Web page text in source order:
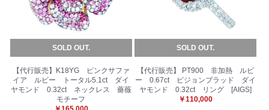
SOLD OUT.
【代行販売】K18YG ピンクサファ
イア ルビー トータル5.1ct ダイ
ヤモンド 0.32ct ネックレス 薔薇
モチーフ
SOLD OUT.
【代行販売】 PT900 非加熱 ルビ
ー 0.67ct ピジョンブラッド ダイ
ヤモンド 0.32ct リング [AIGS]
￥110,000